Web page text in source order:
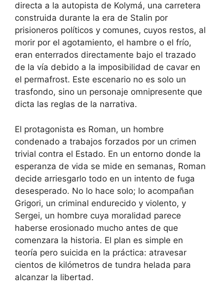
directa a la autopista de Kolymá, una carretera
construida durante la era de Stalin por
prisioneros políticos y comunes, cuyos restos, al
morir por el agotamiento, el hambre o el frío,
eran enterrados directamente bajo el trazado
de la vía debido a la imposibilidad de cavar en
el permafrost. Este escenario no es solo un
trasfondo, sino un personaje omnipresente que
dicta las reglas de la narrativa.
El protagonista es Roman, un hombre
condenado a trabajos forzados por un crimen
trivial contra el Estado. En un entorno donde la
esperanza de vida se mide en semanas, Roman
decide arriesgarlo todo en un intento de fuga
desesperado. No lo hace solo; lo acompañan
Grigori, un criminal endurecido y violento, y
Sergei, un hombre cuya moralidad parece
haberse erosionado mucho antes de que
comenzara la historia. El plan es simple en
teoría pero suicida en la práctica: atravesar
cientos de kilómetros de tundra helada para
alcanzar la libertad.